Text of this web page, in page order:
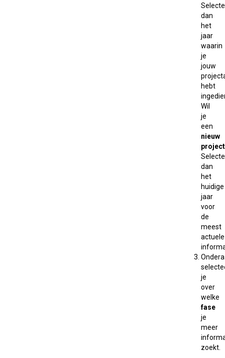
dan
het
jaar
waarin
je
jouw
hebt
Wil
je
een
nieuw
project
dan
het
huidige
jaar
voor
de
meest
actuele
je
over
welke
fase
je
meer
zoekt.